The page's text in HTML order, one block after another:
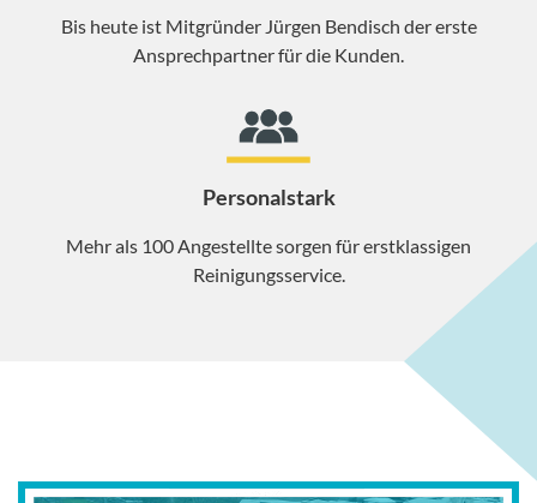
Bis heute ist Mitgründer Jürgen Bendisch der erste
Ansprechpartner für die Kunden.
Personalstark
Mehr als 100 Angestellte sorgen für erstklassigen
Reinigungsservice.